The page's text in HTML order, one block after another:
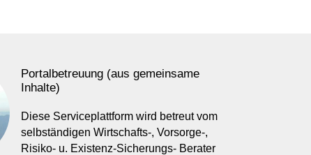
Portalbetreuung (aus gemeinsame
Inhalte)
Diese Serviceplattform wird betreut vom
selbständigen Wirtschafts-, Vorsorge-,
Risiko- u. Existenz-Sicherungs- Berater